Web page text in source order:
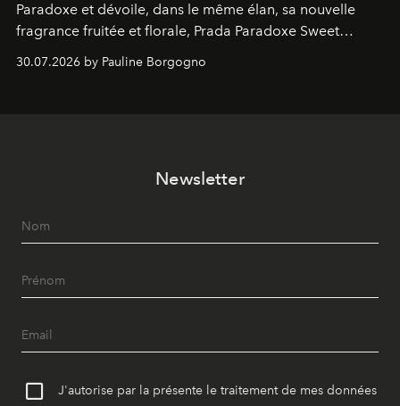
Paradoxe et dévoile, dans le même élan, sa nouvelle
fragrance fruitée et florale, Prada Paradoxe Sweet
Chemistry Eau de Parfum.
30.07.2026 by Pauline Borgogno
Newsletter
J'autorise par la présente le traitement de mes données